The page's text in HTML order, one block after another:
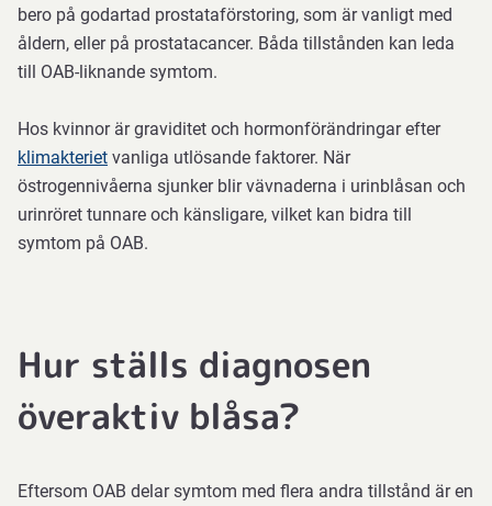
bero på godartad prostataförstoring, som är vanligt med
åldern, eller på prostatacancer. Båda tillstånden kan leda
till OAB-liknande symtom.
Hos kvinnor är graviditet och hormonförändringar efter
klimakteriet vanliga utlösande faktorer. När
östrogennivåerna sjunker blir vävnaderna i urinblåsan och
urinröret tunnare och känsligare, vilket kan bidra till
symtom på OAB.
Hur ställs diagnosen
överaktiv blåsa?
Eftersom OAB delar symtom med flera andra tillstånd är en
Om
dessa
inte
räcker
kan
läkemedel
slappna
av
användas.
De
ofta